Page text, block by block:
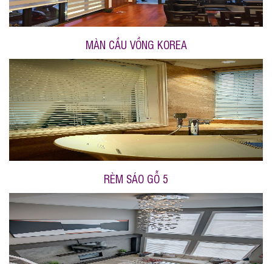
MÀN CẦU VỒNG KOREA
RÈM SÁO GỖ 5